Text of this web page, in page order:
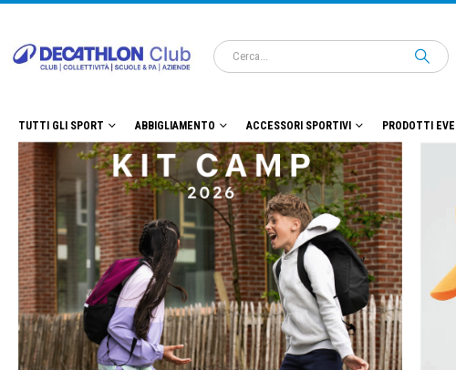
TUTTI GLI SPORT ABBIGLIAMENTO ACCESSORI SPORTIVI PRODOTTI